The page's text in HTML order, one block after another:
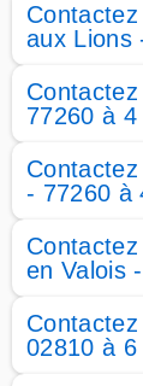
aux Lions
77260 à
- 77260 à
en Valois
02810 à